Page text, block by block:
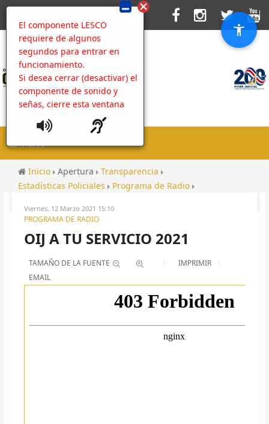
El componente LESCO
requiere de algunos
segundos para entrar en
funcionamiento.
Si desea cerrar (desactivar) el
componente de sonido y
señas, cierre esta ventana
MENU
Inicio Apertura
Transparencia
Estadísticas Policiales
Programa de Radio
Viernes, 12 Marzo 2021 15:10
PROGRAMA DE RADIO
OIJ A TU SERVICIO 2021
TAMAÑO DE LA FUENTE
IMPRIMIR
EMAIL